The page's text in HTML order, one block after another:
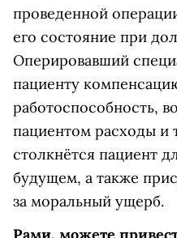
проведенной
его состояние при
Оперировавший
пациенту
работоспособность,
пациентом расходы и
столкнётся пациент
будущем, а также
за моральный ущерб.